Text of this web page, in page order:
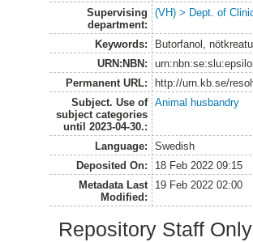
Supervising
department:
(VH) > Dept. of
Keywords:
Butorfanol,
URN:NBN:
Permanent URL:
http://urn.kb.se/
Subject. Use of
subject categories
until 2023-04-30.:
Animal husbandry
Language:
Swedish
Deposited On:
18 Feb 2022 09:15
Metadata Last
Modified:
19 Feb 2022 02:00
Repository Staff